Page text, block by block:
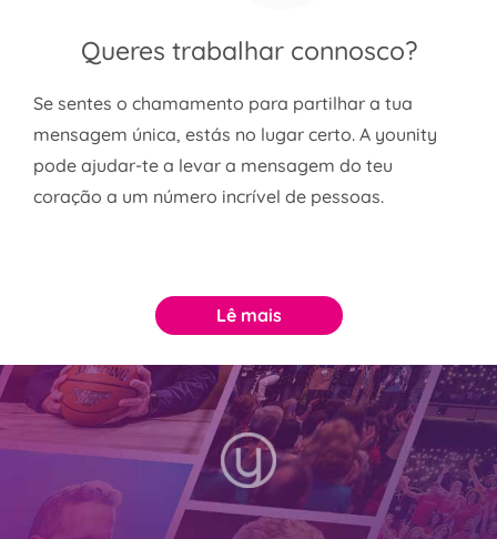
Queres trabalhar connosco?
Se sentes o chamamento para partilhar a tua
mensagem única, estás no lugar certo. A younity
pode ajudar-te a levar a mensagem do teu
coração a um número incrível de pessoas.
Lê mais